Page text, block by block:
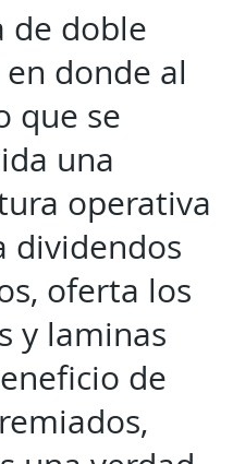
de doble
donde al
que se
una
operativa
dividendos
oferta los
y laminas
de